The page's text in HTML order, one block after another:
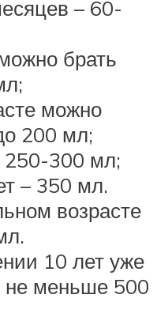
– 60-
брать
можно
200 мл;
250-300 мл;
– 350 мл.
возрасте
10 лет уже
не меньше 500